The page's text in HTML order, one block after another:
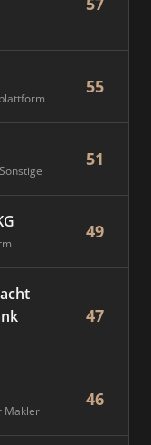
55
Sonstige
51
49
47
Makler
46